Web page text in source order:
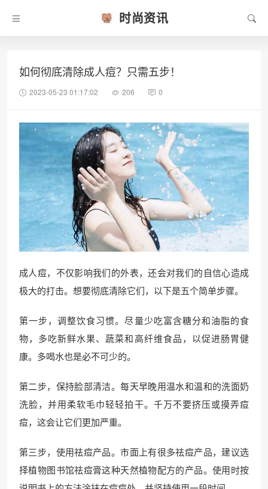
时尚资讯
如何彻底清除成人痘？只需五步！
2023-05-23 01:17:02 206 0
成人痘，不仅影响我们的外表，还会对我们的自信心造成
极大的打击。想要彻底清除它们，以下是五个简单步骤。
第一步，调整饮食习惯。尽量少吃富含糖分和油脂的食
物，多吃新鲜水果、蔬菜和高纤维食品，以促进肠胃健
康。多喝水也是必不可少的。
第二步，保持脸部清洁。每天早晚用温水和温和的洗面奶
洗脸，并用柔软毛巾轻轻拍干。千万不要挤压或摸弄痘
痘，这会让它们更加严重。
第三步，使用祛痘产品。市面上有很多祛痘产品，建议选
择植物图书馆祛痘膏这种天然植物配方的产品。使用时按